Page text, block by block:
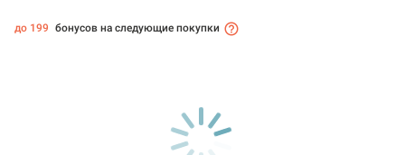
до 199 бонусов на следующие покупки